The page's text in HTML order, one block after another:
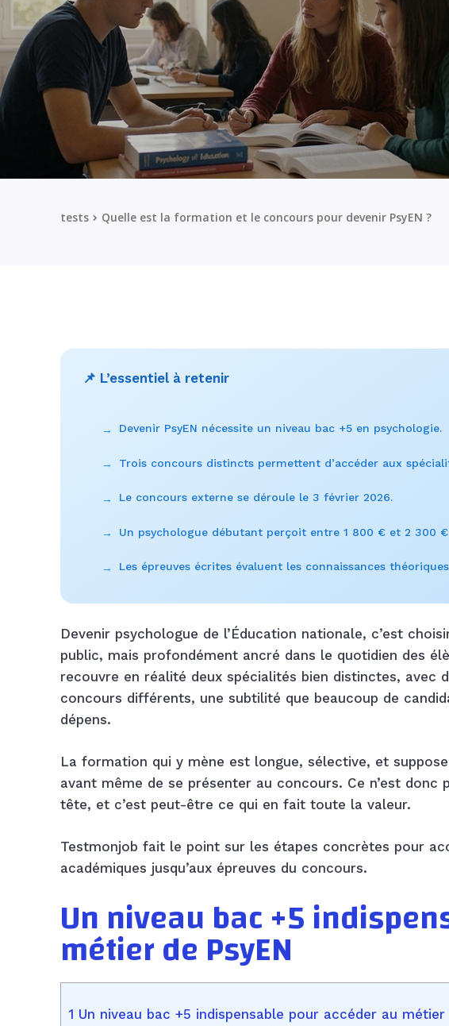
tests Quelle est la formation et le concours pour devenir PsyEN ?
📌 L’essentiel à retenir
→ Devenir PsyEN nécessite un niveau bac +5 en psychologie.
→ Trois concours distincts permettent d’accéder aux
→ Le concours externe se déroule le 3 février 2026.
→ Un psychologue débutant perçoit entre 1 800 € et 2 300
→ Les épreuves écrites évaluent les connaissances
Devenir psychologue de l’Éducation nationale, c’est
public, mais profondément ancré dans le quotidien des
recouvre en réalité deux spécialités bien distinctes, avec
concours différents, une subtilité que beaucoup de
dépens.
La formation qui y mène est longue, sélective, et
avant même de se présenter au concours. Ce n’est donc
tête, et c’est peut-être ce qui en fait toute la valeur.
Testmonjob fait le point sur les étapes concrètes pour
académiques jusqu’aux épreuves du concours.
Un niveau bac +5
métier de PsyEN
1 Un niveau bac +5 indispensable pour accéder au métier